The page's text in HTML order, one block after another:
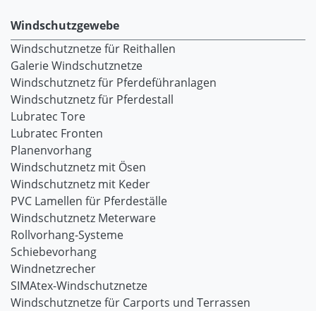
Windschutzgewebe
Windschutznetze für Reithallen
Galerie Windschutznetze
Windschutznetz für Pferdeführanlagen
Windschutznetz für Pferdestall
Lubratec Tore
Lubratec Fronten
Planenvorhang
Windschutznetz mit Ösen
Windschutznetz mit Keder
PVC Lamellen für Pferdeställe
Windschutznetz Meterware
Rollvorhang-Systeme
Schiebevorhang
Windnetzrecher
SIMAtex-Windschutznetze
Windschutznetze für Carports und Terrassen